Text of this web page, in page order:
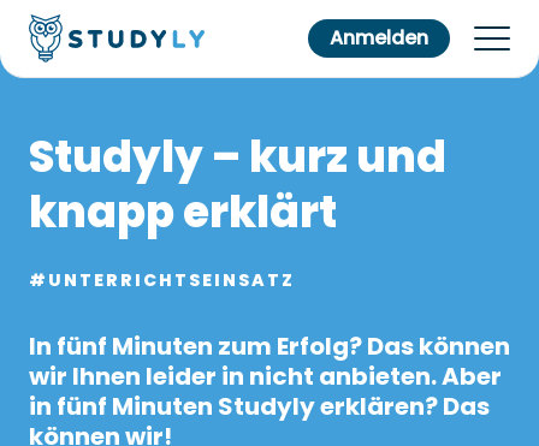
Anmelden
Studyly – kurz und
knapp erklärt
#UNTERRICHTSEINSATZ
In fünf Minuten zum Erfolg? Das können
wir Ihnen leider in nicht anbieten. Aber
in fünf Minuten Studyly erklären? Das
können wir!